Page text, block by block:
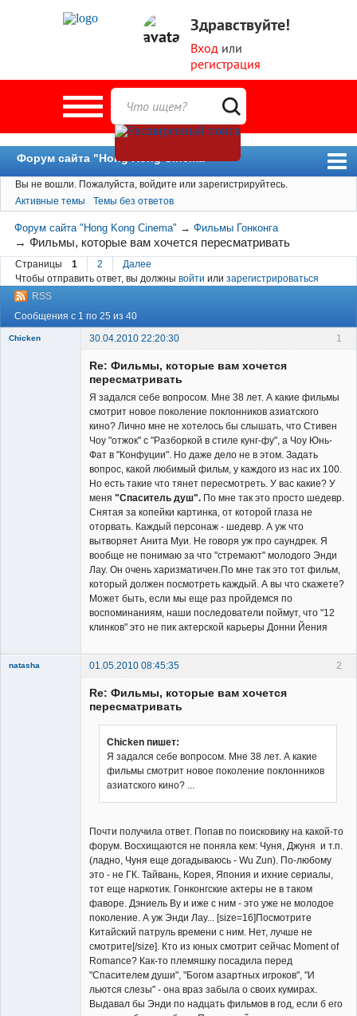
Здравствуйте!
Вход или
регистрация
Форум сайта "Hong Kong Cinema"
Форум
Новости
Пользователи
Поиск
Вы не вошли. Пожалуйста, войдите или зарегистрируйтесь.
Активные темы
Темы без ответов
Форум сайта "Hong Kong Cinema" →Фильмы Гонконга
→Фильмы, которые вам хочется пересматривать
Страницы 1 2
Далее
Чтобы отправить ответ, вы должны войти или зарегистрироваться
RSS
Сообщения с 1 по 25 из 40
1
Chicken
30.04.2010 22:20:30
Re: Фильмы, которые вам хочется
пересматривать
Я задался себе вопросом. Мне 38 лет. А какие фильмы
смотрит новое поколение поклонников азиатского
кино? Лично мне не хотелось бы слышать, что Стивен
Чоу "отжок" с "Разборкой в стиле кунг-фу", а Чоу Юнь-
Фат в "Конфуции". Но даже дело не в этом. Задать
вопрос, какой любимый фильм, у каждого из нас их 100.
Но есть такие что тянет пересмотреть. У вас какие? У
меня "Спаситель душ". По мне так это просто шедевр.
Снятая за копейки картинка, от которой глаза не
оторвать. Каждый персонаж - шедевр. А уж что
вытворяет Анита Муи. Не говоря уж про саундрек. Я
вообще не понимаю за что "стремают" молодого Энди
Лау. Он очень харизматичен.По мне так это тот фильм,
который должен посмотреть каждый. А вы что скажете?
Может быть, если мы еще раз пройдемся по
воспоминаниям, наши последователи поймут, что "12
клинков" это не пик актерской карьеры Донни Йения
2
natasha 01.05.2010 08:45:35
Re: Фильмы, которые вам хочется
пересматривать
Chicken пишет:
Я задался себе вопросом. Мне 38 лет. А какие
фильмы смотрит новое поколение поклонников
азиатского кино? ...
Почти получила ответ. Попав по поисковику на какой-то
форум. Восхищаются не поняла кем: Чуня, Джуня и т.п.
(ладно, Чуня еще догадываюсь - Wu Zun). По-любому
это - не ГК. Тайвань, Корея, Япония и ихние сериалы,
тот еще наркотик. Гонконгские актеры не в таком
фаворе. Дэниель Ву и иже с ним - это уже не молодое
поколение. А уж Энди Лау... [size=16]Посмотрите
Китайский патруль времени с ним. Нет, лучше не
смотрите[/size]. Кто из юных смотрит сейчас Moment of
Romance? Как-то племяшку посадила перед
"Спасителем души", "Богом азартных игроков", "И
льются слезы" - она враз забыла о своих кумирах.
Выдавал бы Энди по надцать фильмов в год, если б его